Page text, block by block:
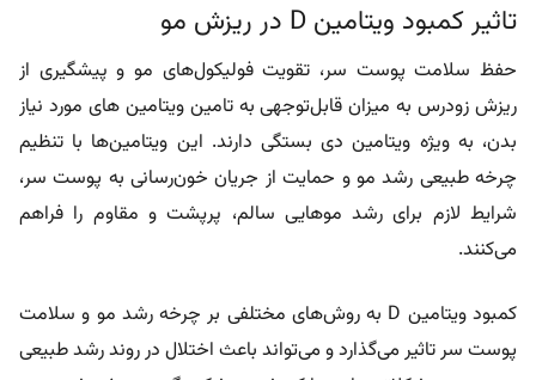
تاثیر کمبود ویتامین D در ریزش مو
حفظ سلامت پوست سر، تقویت فولیکول‌های مو و پیشگیری از
ریزش زودرس به میزان قابل‌توجهی به تامین ویتامین های مورد نیاز
بدن، به ویژه ویتامین دی بستگی دارند. این ویتامین‌ها با تنظیم
چرخه طبیعی رشد مو و حمایت از جریان خون‌رسانی به پوست سر،
شرایط لازم برای رشد موهایی سالم، پرپشت و مقاوم را فراهم
می‌کنند.
کمبود ویتامین D به روش‌های مختلفی بر چرخه رشد مو و سلامت
پوست سر تاثیر می‌گذارد و می‌تواند باعث اختلال در روند رشد طبیعی